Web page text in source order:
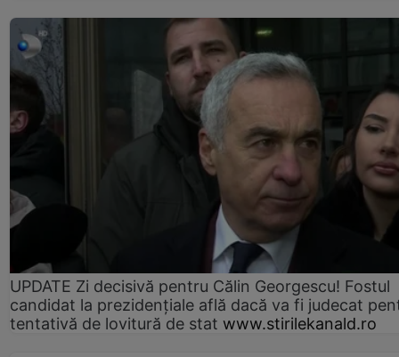
UPDATE Zi decisivă pentru Călin Georgescu! Fostul
candidat la prezidențiale află dacă va fi judecat
tentativă de lovitură de stat www.stirilekanald.ro